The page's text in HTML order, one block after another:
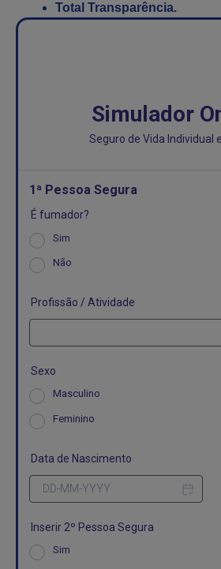
Total Transparência.
Simulador
Seguro de Vida Individual
1ª Pessoa Segura
É fumador?
Sim
Não
Profissão / Atividade
Sexo
Masculino
Feminino
Data de Nascimento
Inserir 2º Pessoa Segura
Sim